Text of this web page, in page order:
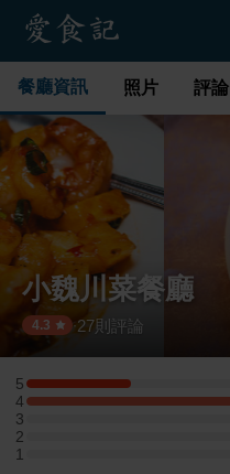
餐廳資訊 照片 評論
小魏川菜餐廳
4.3 ·27則評論
5
5 星：2 則評論
4
4 星：7 則評論
3
3 星：0 則評論
2
2 星：0 則評論
1
1 星：0 則評論